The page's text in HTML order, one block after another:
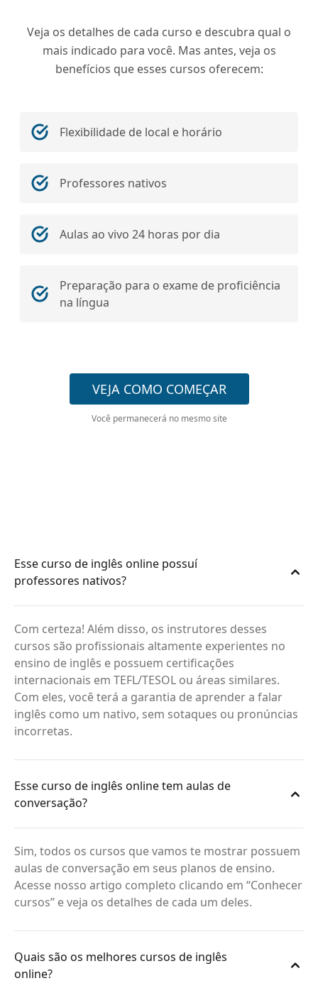
Veja os detalhes de cada curso e descubra qual o
mais indicado para você. Mas antes, veja os
benefícios que esses cursos oferecem:
Flexibilidade de local e horário
Professores nativos
Aulas ao vivo 24 horas por dia
Preparação para o exame de proficiência
na língua
VEJA COMO COMEÇAR
Você permanecerá no mesmo site
Esse curso de inglês online possuí
professores nativos?
Com certeza! Além disso, os instrutores desses
cursos são profissionais altamente experientes no
ensino de inglês e possuem certificações
internacionais em TEFL/TESOL ou áreas similares.
Com eles, você terá a garantia de aprender a falar
inglês como um nativo, sem sotaques ou pronúncias
incorretas.
Esse curso de inglês online tem aulas de
conversação?
Sim, todos os cursos que vamos te mostrar possuem
aulas de conversação em seus planos de ensino.
Acesse nosso artigo completo clicando em “Conhecer
cursos” e veja os detalhes de cada um deles.
Quais são os melhores cursos de inglês
online?